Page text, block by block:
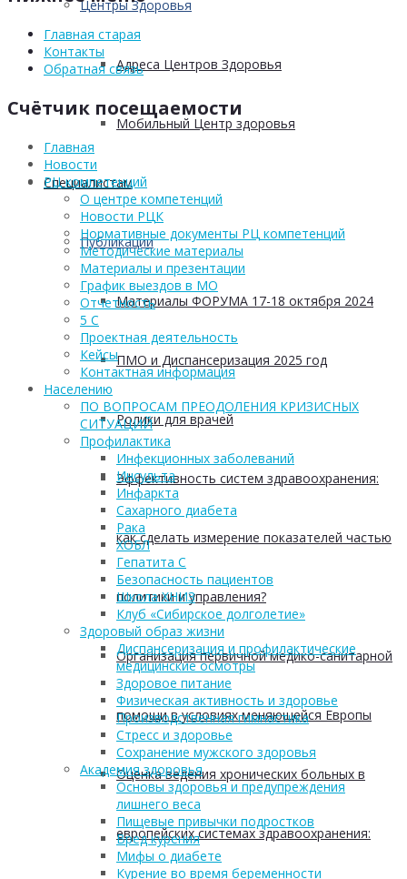
Центры Здоровья
Адреса Центров Здоровья
Мобильный Центр здоровья
Cпециалистам
Публикации
Материалы ФОРУМА 17-18 октября 2024
ПМО и Диспансеризация 2025 год
Ролики для врачей
Эффективность систем здравоохранения:
как сделать измерение показателей частью
политики и управления?
Организация первичной медико-санитарной
помощи в условиях меняющейся Европы
Оценка ведения хронических больных в
европейских системах здравоохранения:
Главная старая
Контакты
Обратная связь
Счётчик посещаемости
Главная
Новости
РЦ компетенций
О центре компетенций
Новости РЦК
Нормативные документы РЦ компетенций
Методические материалы
Материалы и презентации
График выездов в МО
Отчетность
5 С
Проектная деятельность
Кейсы
Контактная информация
Населению
ПО ВОПРОСАМ ПРЕОДОЛЕНИЯ КРИЗИСНЫХ
СИТУАЦИЙ
Профилактика
Инфекционных заболеваний
Инсульта
Инфаркта
Сахарного диабета
Рака
ХОБЛ
Гепатита С
Безопасность пациентов
Школа ХНИЗ
Клуб «Сибирское долголетие»
Здоровый образ жизни
Диспансеризация и профилактические
медицинские осмотры
Здоровое питание
Физическая активность и здоровье
Производственная гимнастика
Стресс и здоровье
Сохранение мужского здоровья
Академия здоровья
Основы здоровья и предупреждения
лишнего веса
Пищевые привычки подростков
Вред курения
Мифы о диабете
Курение во время беременности